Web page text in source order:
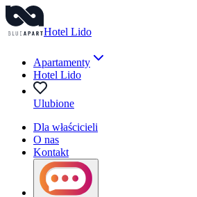
Hotel Lido
Apartamenty
Hotel Lido
Ulubione
Dla właścicieli
O nas
Kontakt